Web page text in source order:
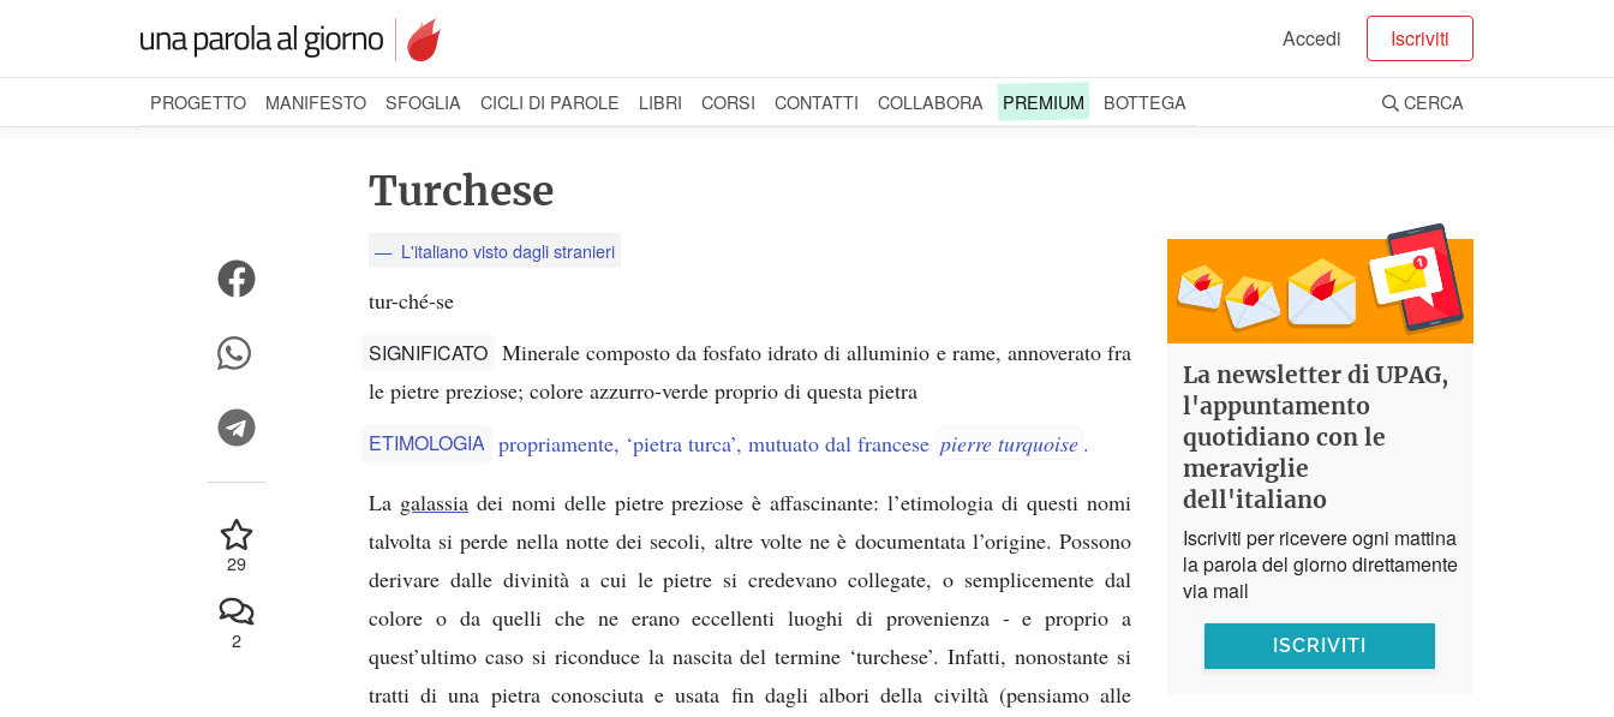
Accedi Iscriviti
PROGETTO MANIFESTO SFOGLIA CICLI DI PAROLE LIBRI CORSI CONTATTI COLLABORA PREMIUM BOTTEGA CERCA
Turchese
L'italiano visto dagli stranieri
tur-ché-se
SIGNIFICATO Minerale composto da fosfato idrato di alluminio e rame, annoverato fra
le pietre preziose; colore azzurro-verde proprio di questa pietra
ETIMOLOGIA propriamente, ‘pietra turca’, mutuato dal francese pierre turquoise .
La galassiadei nomi delle pietre preziose è affascinante: l’etimologia di questi nomi
talvolta si perde nella notte dei secoli, altre volte ne è documentata l’origine. Possono
derivare dalle divinità a cui le pietre si credevano collegate, o semplicemente dal
colore o da quelli che ne erano eccellenti luoghi di provenienza - e proprio a
quest’ultimo caso si riconduce la nascita del termine ‘turchese’. Infatti, nonostante si
tratti di una pietra conosciuta e usata fin dagli albori della civiltà (pensiamo alle
29
2
La newsletter di UPAG,
l'appuntamento
quotidiano con le
meraviglie
dell'italiano
Iscriviti per ricevere ogni mattina
la parola del giorno direttamente
via mail
ISCRIVITI